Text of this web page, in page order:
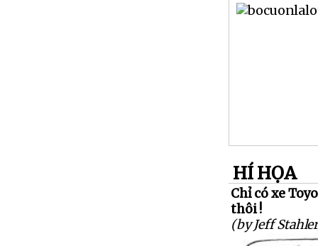
HÍ HỌA
Chỉ có xe
thôi !
(by Jeff